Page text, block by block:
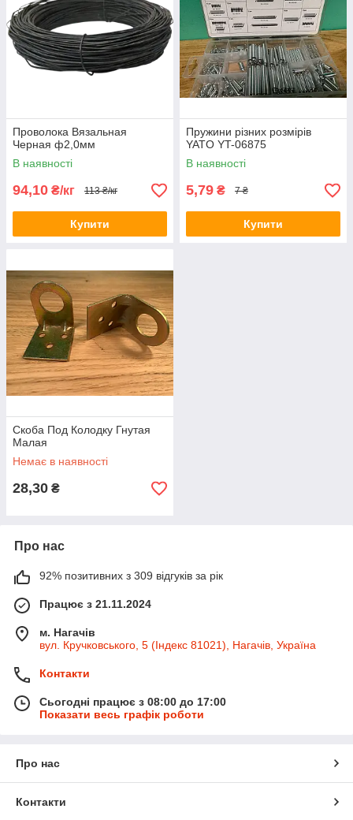
Проволока Вязальная
Черная ф2,0мм
В наявності
94,10 ₴/кг 113 ₴/кг
Купити
Пружини різних розмірів
YATO YT-06875
В наявності
5,79 ₴ 7 ₴
Купити
Скоба Под Колодку Гнутая
Малая
Немає в наявності
28,30 ₴
Про нас
92% позитивних з 309 відгуків за рік
Працює з 21.11.2024
м. Нагачів
вул. Кручковського, 5 (Індекс 81021), Нагачів, Україна
Контакти
Сьогодні працює з 08:00 до 17:00
Показати весь графік роботи
Про нас
Контакти